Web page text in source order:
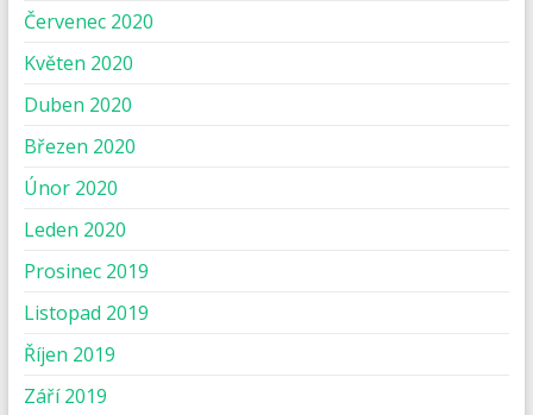
Červenec 2020
Květen 2020
Duben 2020
Březen 2020
Únor 2020
Leden 2020
Prosinec 2019
Listopad 2019
Říjen 2019
Září 2019